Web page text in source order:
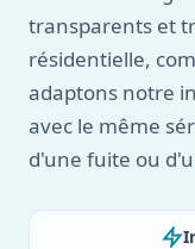
transparents et
résidentielle,
adaptons notre
avec le même
d'une fuite ou